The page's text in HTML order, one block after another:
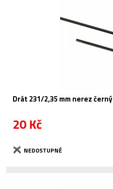
Drát 231/2,35 mm nerez černý
20 Kč
NEDOSTUPNÉ